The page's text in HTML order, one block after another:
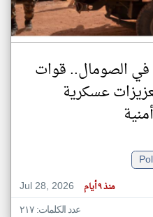
الصومال.. قوات
عسكرية
Jul 28, 2026
منذ ٩ أيام
عدد الكلمات: ٢١٧